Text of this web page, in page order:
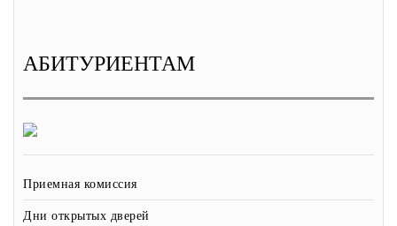
АБИТУРИЕНТАМ
Приемная комиссия
Дни открытых дверей